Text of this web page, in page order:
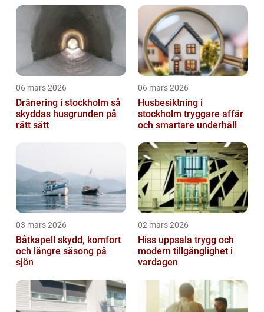
06 mars 2026
Dränering i stockholm så
skyddas husgrunden på
rätt sätt
06 mars 2026
Husbesiktning i
stockholm tryggare affär
och smartare underhåll
03 mars 2026
Båtkapell skydd, komfort
och längre säsong på
sjön
02 mars 2026
Hiss uppsala trygg och
modern tillgänglighet i
vardagen